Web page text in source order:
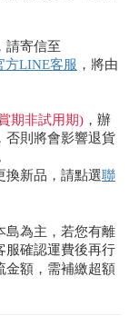
請寄信至
方LINE客服 ，將由
期非試用期) ，辦
否則將會影響退貨
換新品，請點選聯
島為主，若您有離
服確認運費後再行
金額，需補繳超額